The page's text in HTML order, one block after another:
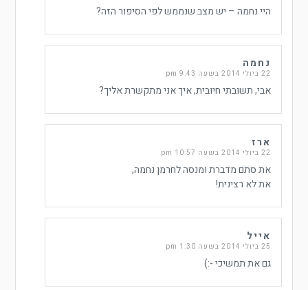
היי נחמה – יש מצב שנממש לפי הסיפור הזה?
נחמה
22 ביולי 2014 בשעה 9:43 pm
אבי, תשובתי חיובית, איך אני מתקשרת אליך?
ארז
22 ביולי 2014 בשעה 10:57 pm
את סתם מדברת ומנסה לחרמן נחמה,
את לא רצינית!
אייל
25 ביולי 2014 בשעה 1:30 pm
גם את תמשיכי -:)